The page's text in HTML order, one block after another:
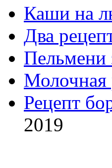
Каши на
Два
Пельмени
Молочная
Рецепт
2019